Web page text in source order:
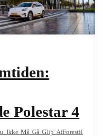
Polestar 4
Ikke Må Gå Glip AfForestil